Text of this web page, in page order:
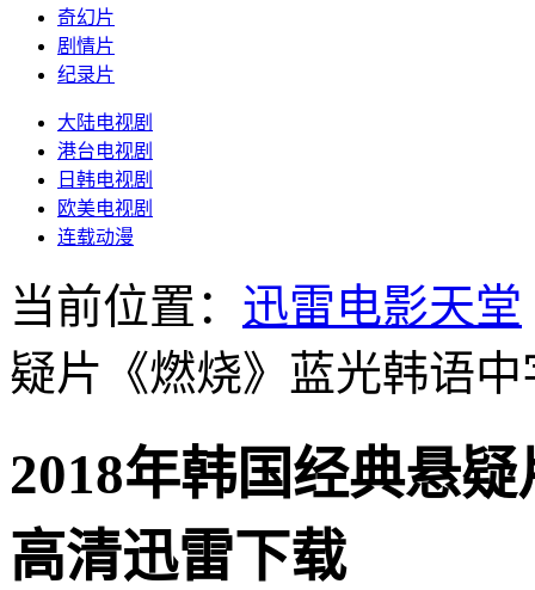
奇幻片
剧情片
纪录片
大陆电视剧
港台电视剧
日韩电视剧
欧美电视剧
连载动漫
当前位置： 迅雷电影天堂
疑片《燃烧》蓝光韩语中
2018年韩国经典悬
高清迅雷下载